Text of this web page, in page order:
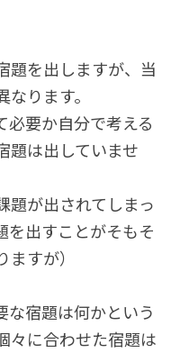
題を出しますが、当
ります。
必要か自分で考える
題は出していませ
題が出されてしまっ
を出すことがそもそ
すが）
な宿題は何かという
々に合わせた宿題は